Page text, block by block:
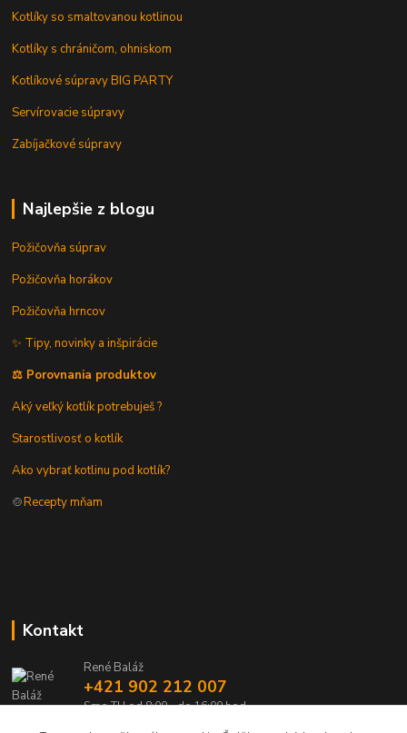
Kotlíky so smaltovanou kotlinou
Kotlíky s chráničom, ohniskom
Kotlíkové súpravy BIG PARTY
Servírovacie súpravy
Zabíjačkové súpravy
Najlepšie z blogu
Požičovňa súprav
Požičovňa horákov
Požičovňa hrncov
✨ Tipy, novinky a inšpirácie
⚖️ Porovnania produktov
Aký veľký kotlík potrebuješ ?
Starostlivosť o kotlík
Ako vybrať kotlinu pod kotlík?
🍲Recepty mňam
Kontakt
René Baláž
+421 902 212 007
Sme TU od 8:00 - do 16:00 hod